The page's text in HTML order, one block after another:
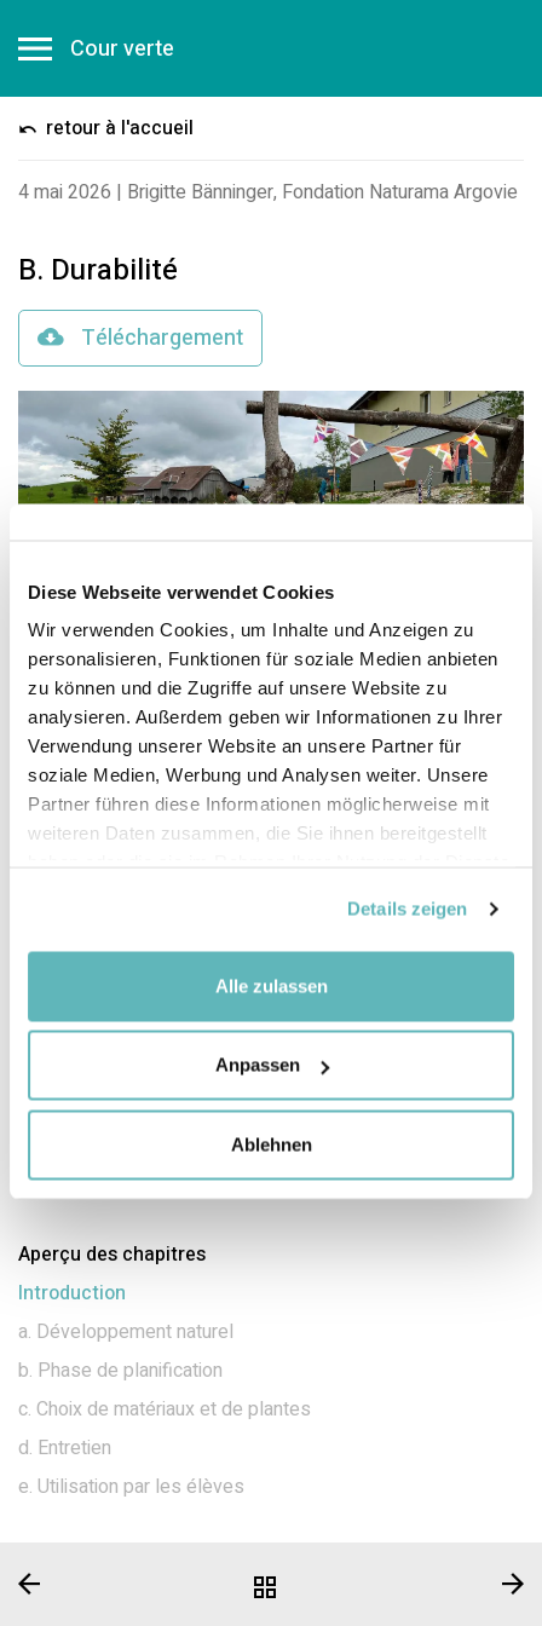
Diese Webseite verwendet Cookies
Wir verwenden Cookies, um Inhalte und Anzeigen zu
personalisieren, Funktionen für soziale Medien anbieten
zu können und die Zugriffe auf unsere Website zu
analysieren. Außerdem geben wir Informationen zu Ihrer
Verwendung unserer Website an unsere Partner für
soziale Medien, Werbung und Analysen weiter. Unsere
Partner führen diese Informationen möglicherweise mit
weiteren Daten zusammen, die Sie ihnen bereitgestellt
Details zeigen
Alle zulassen
Anpassen
Ablehnen
Cour verte
retour à l'accueil
4 mai 2026 | Brigitte Bänninger, Fondation Naturama Argovie
B. Durabilité
Téléchargement
Introduction
a. Développement naturel
b. Phase de planification
c. Choix de matériaux et de plantes
d. Entretien
e. Utilisation par les élèves
d'action importants dans toutes les phases du
projet : de la planification au choix des matériaux en
passant par l'entretien et l'utilisation. Le
verdissement de l'environnement scolaire peut
sembler minime et fragile au début. Il s'agit d'un
processus autonome et qui a besoin de temps pour
se développer pleinement. Laissez la nature suivre
son cours et n'intervenez qu'en cas de besoin !
Aperçu des chapitres
Introduction
a. Développement naturel
b. Phase de planification
c. Choix de matériaux et de plantes
d. Entretien
e. Utilisation par les élèves